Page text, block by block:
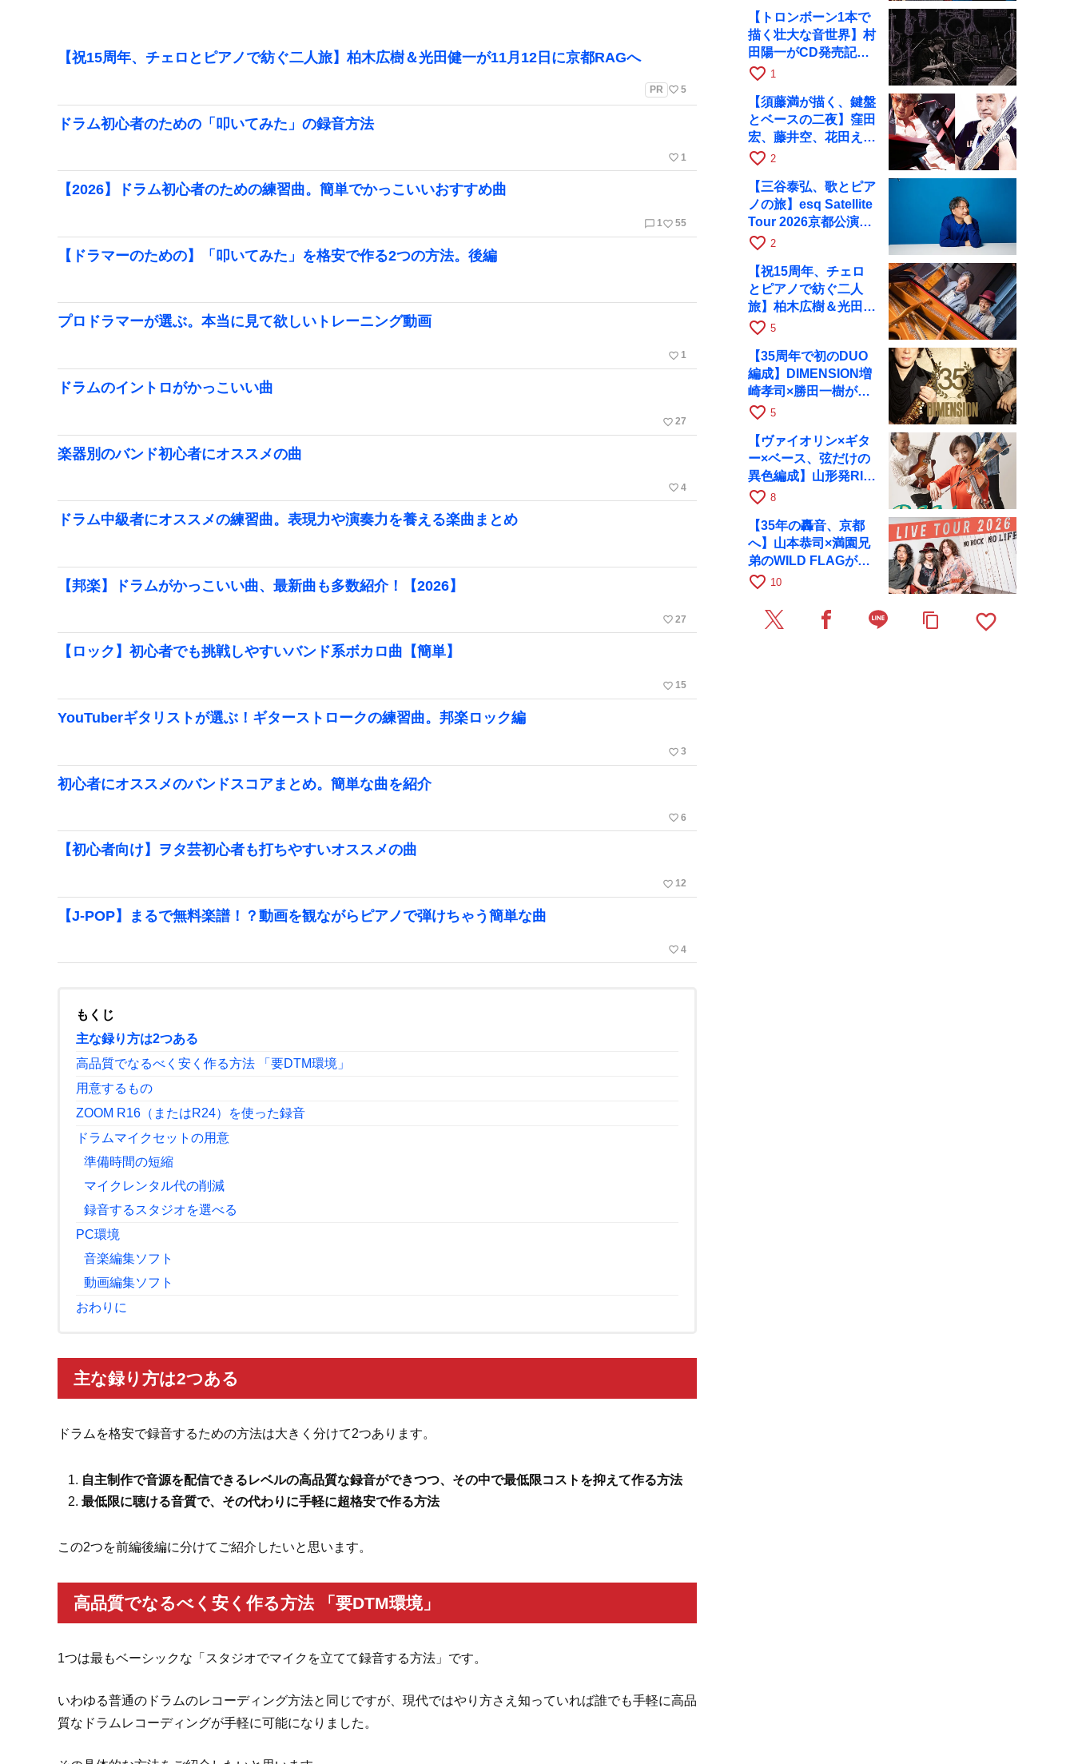
【祝15周年、チェロとピアノで紡ぐ二人旅】柏木広樹＆光田健一が11月12日に京都RAGへ
PR favorite_border 5
ドラム初心者のための「叩いてみた」の録音方法
favorite_border 1
【2026】ドラム初心者のための練習曲。簡単でかっこいいおすすめ曲
chat_bubble_outline 1 favorite_border 55
【ドラマーのための】「叩いてみた」を格安で作る2つの方法。後編
プロドラマーが選ぶ。本当に見て欲しいトレーニング動画
favorite_border 1
ドラムのイントロがかっこいい曲
favorite_border 27
楽器別のバンド初心者にオススメの曲
favorite_border 4
ドラム中級者にオススメの練習曲。表現力や演奏力を養える楽曲まとめ
【邦楽】ドラムがかっこいい曲、最新曲も多数紹介！【2026】
favorite_border 27
【ロック】初心者でも挑戦しやすいバンド系ボカロ曲【簡単】
favorite_border 15
YouTuberギタリストが選ぶ！ギターストロークの練習曲。邦楽ロック編
favorite_border 3
初心者にオススメのバンドスコアまとめ。簡単な曲を紹介
favorite_border 6
【初心者向け】ヲタ芸初心者も打ちやすいオススメの曲
favorite_border 12
【J-POP】まるで無料楽譜！？動画を観ながらピアノで弾けちゃう簡単な曲
favorite_border 4
もくじ
主な録り方は2つある
高品質でなるべく安く作る方法 「要DTM環境」
用意するもの
ZOOM R16（またはR24）を使った録音
ドラムマイクセットの用意
準備時間の短縮
マイクレンタル代の削減
録音するスタジオを選べる
PC環境
音楽編集ソフト
動画編集ソフト
おわりに
主な録り方は2つある
ドラムを格安で録音するための方法は大きく分けて2つあります。
自主制作で音源を配信できるレベルの高品質な録音ができつつ、その中で最低限コストを抑えて作る方法
最低限に聴ける音質で、その代わりに手軽に超格安で作る方法
この2つを前編後編に分けてご紹介したいと思います。
高品質でなるべく安く作る方法 「要DTM環境」
1つは最もベーシックな「スタジオでマイクを立てて録音する方法」です。
いわゆる普通のドラムのレコーディング方法と同じですが、現代ではやり方さえ知っていれば誰でも手軽に高品
質なドラムレコーディングが手軽に可能になりました。
【トロンボーン1本で
描く壮大な音世界】村
田陽一がCD発売記念
ツアーで9月4日に京
favorite_border 1
【須藤満が描く、鍵盤
とベースの二夜】窪田
宏、藤井空、花田えみ
と京都RAGで共演
favorite_border 2
【三谷泰弘、歌とピア
ノの旅】esq Satellite
Tour 2026京都公演を
10月に開催
favorite_border 2
【祝15周年、チェロ
とピアノで紡ぐ二人
旅】柏木広樹＆光田健
一が11月12日に京都
favorite_border 5
【35周年で初のDUO
編成】DIMENSION増
崎孝司×勝田一樹が10
月11日に京都RAGへ
favorite_border 5
【ヴァイオリン×ギタ
ー×ベース、弦だけの
異色編成】山形発RIM
が初全国ツアーで8月
favorite_border 8
【35年の轟音、京都
へ】山本恭司×満園兄
弟のWILD FLAGが8
月6日にRAGでライブ
favorite_border 10
content_copy favorite_border